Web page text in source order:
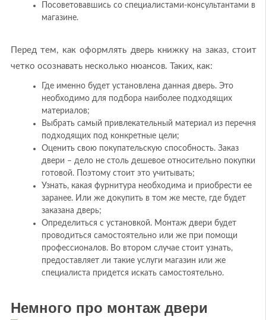
Посоветовавшись со специалистами-консультантами в
магазине.
Перед тем, как оформлять дверь книжку на заказ, стоит
четко осознавать несколько нюансов. Таких, как:
Где именно будет установлена данная дверь. Это
необходимо для подбора наиболее подходящих
материалов;
Выбрать самый привлекательный материал из перечня
подходящих под конкретные цели;
Оценить свою покупательскую способность. Заказ
двери – дело не столь дешевое относительно покупки
готовой. Поэтому стоит это учитывать;
Узнать, какая фурнитура необходима и приобрести ее
заранее. Или же докупить в том же месте, где будет
заказана дверь;
Определиться с установкой. Монтаж двери будет
проводиться самостоятельно или же при помощи
профессионалов. Во втором случае стоит узнать,
предоставляет ли такие услуги магазин или же
специалиста придется искать самостоятельно.
Немного про монтаж двери